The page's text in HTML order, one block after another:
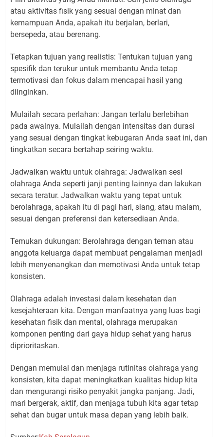
atau aktivitas fisik yang sesuai dengan minat dan
kemampuan Anda, apakah itu berjalan, berlari,
bersepeda, atau berenang.
Tetapkan tujuan yang realistis: Tentukan tujuan yang
spesifik dan terukur untuk membantu Anda tetap
termotivasi dan fokus dalam mencapai hasil yang
diinginkan.
Mulailah secara perlahan: Jangan terlalu berlebihan
pada awalnya. Mulailah dengan intensitas dan durasi
yang sesuai dengan tingkat kebugaran Anda saat ini, dan
tingkatkan secara bertahap seiring waktu.
Jadwalkan waktu untuk olahraga: Jadwalkan sesi
olahraga Anda seperti janji penting lainnya dan lakukan
secara teratur. Jadwalkan waktu yang tepat untuk
berolahraga, apakah itu di pagi hari, siang, atau malam,
sesuai dengan preferensi dan ketersediaan Anda.
Temukan dukungan: Berolahraga dengan teman atau
anggota keluarga dapat membuat pengalaman menjadi
lebih menyenangkan dan memotivasi Anda untuk tetap
konsisten.
Olahraga adalah investasi dalam kesehatan dan
kesejahteraan kita. Dengan manfaatnya yang luas bagi
kesehatan fisik dan mental, olahraga merupakan
komponen penting dari gaya hidup sehat yang harus
diprioritaskan.
Dengan memulai dan menjaga rutinitas olahraga yang
konsisten, kita dapat meningkatkan kualitas hidup kita
dan mengurangi risiko penyakit jangka panjang. Jadi,
mari bergerak, aktif, dan menjaga tubuh kita agar tetap
sehat dan bugar untuk masa depan yang lebih baik.